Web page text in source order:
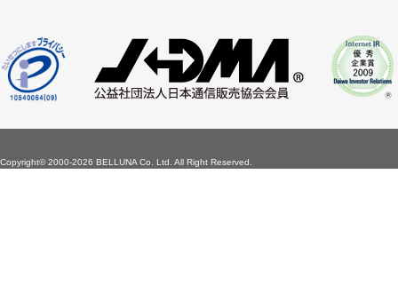
Copyright©2000-2026 BELLUNA Co. Ltd. All Right Reserved.